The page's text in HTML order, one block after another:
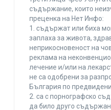
съдържание, които
преценка на Нет Инфо:
1. съдържат или биха
заплаха за живота,
неприкосновеност на
реклама на
лечение и/или на
не са одобрени за
България по
2. са с порнографско
да било друго